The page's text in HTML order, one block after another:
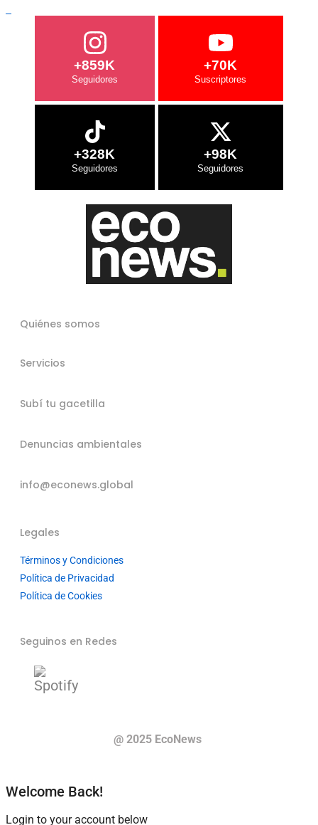
+859K +70K
+328K +98K
Quiénes somos
Servicios
Subí tu gacetilla
Denuncias ambientales
info@econews.global
Legales
Términos y Condiciones
Política de Privacidad
Política de Cookies
Seguinos en Redes
@ 2025 EcoNews
Welcome Back!
Login to your account below